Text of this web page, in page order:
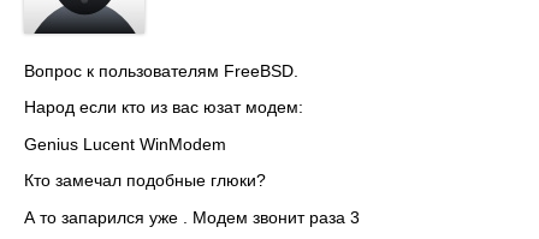
Вопрос к пользователям FreeBSD.
Народ если кто из вас юзат модем:
Genius Lucent WinModem
Кто замечал подобные глюки?
А то запарился уже . Модем звонит раза 3